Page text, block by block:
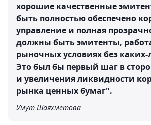
хорошие качественные
быть полностью обеспечено
управление и полная
должны быть эмитенты,
рыночных условиях без каких-
Это был бы первый шаг в
и увеличения ликвидности
рынка ценных бумаг".
Умут Шаяхметова